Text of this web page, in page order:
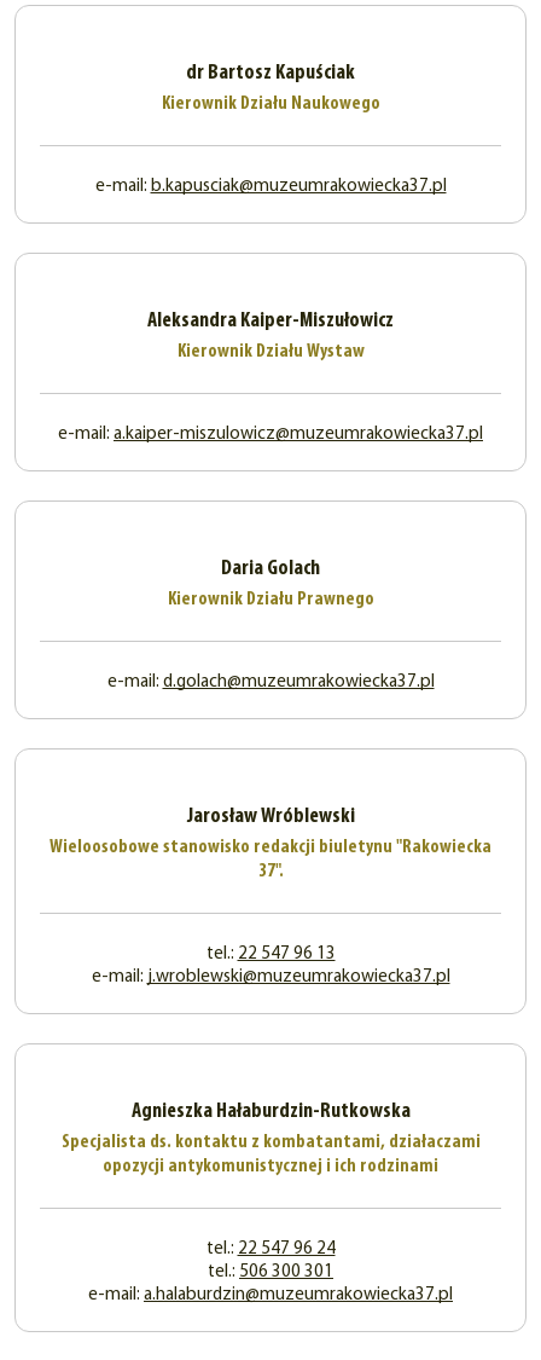
dr Bartosz Kapuściak
Kierownik Działu Naukowego
e-mail: b.kapusciak@muzeumrakowiecka37.pl
Aleksandra Kaiper-Miszułowicz
Kierownik Działu Wystaw
e-mail: a.kaiper-miszulowicz@muzeumrakowiecka37.pl
Daria Golach
Kierownik Działu Prawnego
e-mail: d.golach@muzeumrakowiecka37.pl
Jarosław Wróblewski
Wieloosobowe stanowisko redakcji biuletynu "Rakowiecka
37".
tel.: 22 547 96 13
e-mail: j.wroblewski@muzeumrakowiecka37.pl
Agnieszka Hałaburdzin-Rutkowska
Specjalista ds. kontaktu z kombatantami, działaczami
opozycji antykomunistycznej i ich rodzinami
tel.: 22 547 96 24
tel.: 506 300 301
e-mail: a.halaburdzin@muzeumrakowiecka37.pl